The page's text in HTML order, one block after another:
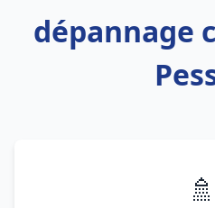
dépannage
🚿